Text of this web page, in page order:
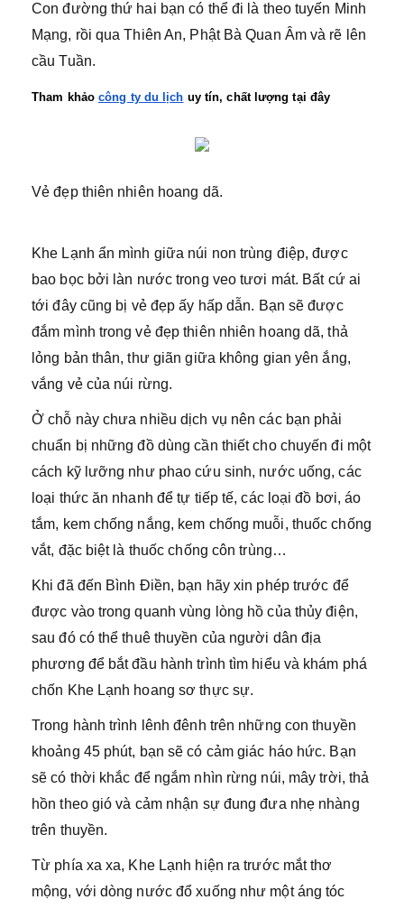
Con đường thứ hai bạn có thể đi là theo tuyến Minh
Mạng, rồi qua Thiên An, Phật Bà Quan Âm và rẽ lên
cầu Tuần.
Tham khảo công ty du lịch uy tín, chất lượng tại đây
Vẻ đẹp thiên nhiên hoang dã.
Khe Lạnh ẩn mình giữa núi non trùng điệp, được
bao bọc bởi làn nước trong veo tươi mát. Bất cứ ai
tới đây cũng bị vẻ đẹp ấy hấp dẫn. Bạn sẽ được
đắm mình trong vẻ đẹp thiên nhiên hoang dã, thả
lỏng bản thân, thư giãn giữa không gian yên ắng,
vắng vẻ của núi rừng.
Ở chỗ này chưa nhiều dịch vụ nên các bạn phải
chuẩn bị những đồ dùng cần thiết cho chuyến đi một
cách kỹ lưỡng như phao cứu sinh, nước uống, các
loại thức ăn nhanh để tự tiếp tế, các loại đồ bơi, áo
tắm, kem chống nắng, kem chống muỗi, thuốc chống
vắt, đặc biệt là thuốc chống côn trùng…
Khi đã đến Bình Điền, bạn hãy xin phép trước để
được vào trong quanh vùng lòng hồ của thủy điện,
sau đó có thể thuê thuyền của người dân địa
phương để bắt đầu hành trình tìm hiểu và khám phá
chốn Khe Lạnh hoang sơ thực sự.
Trong hành trình lênh đênh trên những con thuyền
khoảng 45 phút, bạn sẽ có cảm giác háo hức. Bạn
sẽ có thời khắc để ngắm nhìn rừng núi, mây trời, thả
hồn theo gió và cảm nhận sự đung đưa nhẹ nhàng
trên thuyền.
Từ phía xa xa, Khe Lạnh hiện ra trước mắt thơ
mộng, với dòng nước đổ xuống như một áng tóc